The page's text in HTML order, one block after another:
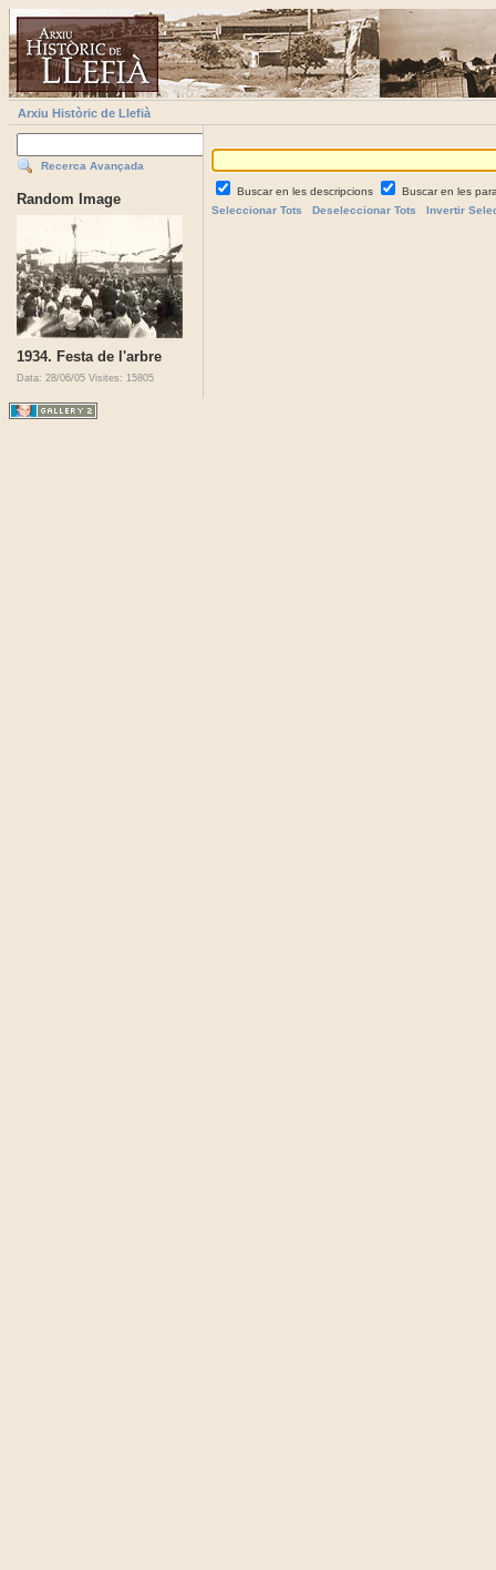
Arxiu Històric de Llefià
Recerca Avançada
Random Image
1934. Festa de l'arbre
Data: 28/06/05 Visites: 15805
Buscar en les descripcions
Buscar en les
Seleccionar Tots
Deseleccionar Tots Invertir